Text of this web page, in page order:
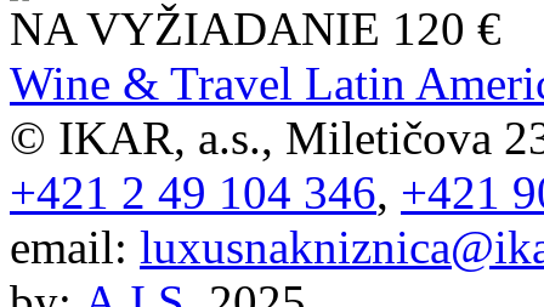
NA VYŽIADANIE 120 €
Wine & Travel Latin
© IKAR, a.s., Miletičova
+421 2 49 104 346, +421
email: